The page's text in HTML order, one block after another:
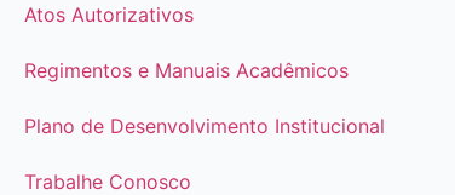
Atos Autorizativos
Regimentos e Manuais Acadêmicos
Plano de Desenvolvimento Institucional
Trabalhe Conosco